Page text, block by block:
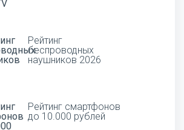
Рейтинг
беспроводных
наушников 2026
Рейтинг смартфонов
до 10.000 рублей